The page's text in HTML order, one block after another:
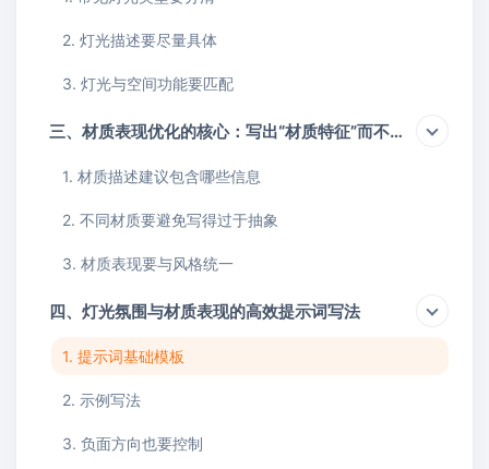
2. 灯光描述要尽量具体
3. 灯光与空间功能要匹配
三、材质表现优化的核心：写出“材质特征”而不是只写名称
1. 材质描述建议包含哪些信息
2. 不同材质要避免写得过于抽象
3. 材质表现要与风格统一
四、灯光氛围与材质表现的高效提示词写法
1. 提示词基础模板
2. 示例写法
3. 负面方向也要控制